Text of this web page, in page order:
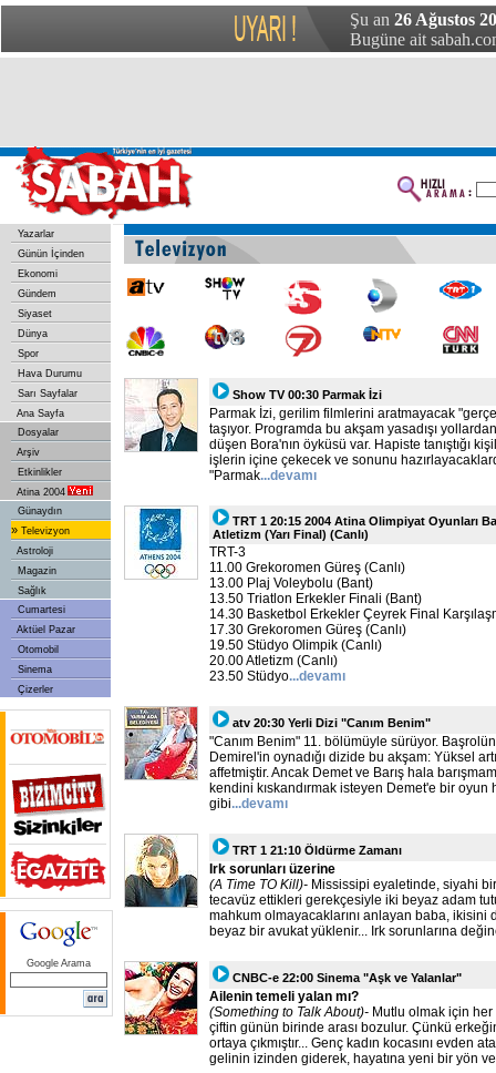
Şu an 26 Ağustos
Bugüne ait
Yazarlar
Günün İçinden
Ekonomi
Gündem
Siyaset
Dünya
Spor
Hava Durumu
Sarı Sayfalar
Ana Sayfa
Dosyalar
Arşiv
Etkinlikler
Atina 2004
Günaydın
» Televizyon
Astroloji
Magazin
Sağlık
Cumartesi
Aktüel Pazar
Otomobil
Sinema
Çizerler
Google Arama
Show TV 00:30 Parmak İzi
Parmak İzi, gerilim filmlerini aratmayacak
taşıyor. Programda bu akşam yasadışı
düşen Bora'nın öyküsü var. Hapiste tanıştığı
işlerin içine çekecek ve sonunu
"Parmak...devamı
TRT 1 20:15 2004 Atina Olimpiyat Oyunları
Atletizm (Yarı Final) (Canlı)
TRT-3
11.00 Grekoromen Güreş (Canlı)
13.00 Plaj Voleybolu (Bant)
13.50 Triatlon Erkekler Finali (Bant)
14.30 Basketbol Erkekler Çeyrek Final
17.30 Grekoromen Güreş (Canlı)
19.50 Stüdyo Olimpik (Canlı)
20.00 Atletizm (Canlı)
23.50 Stüdyo...devamı
atv 20:30 Yerli Dizi "Canım Benim"
"Canım Benim" 11. bölümüyle sürüyor.
Demirel'in oynadığı dizide bu akşam: Yüksel
affetmiştir. Ancak Demet ve Barış hala
kendini kıskandırmak isteyen Demet'e bir oyun
gibi...devamı
TRT 1 21:10 Öldürme Zamanı
Irk sorunları üzerine
(A Time TO Kill)- Mississipi eyaletinde, siyahi bir
tecavüz ettikleri gerekçesiyle iki beyaz adam
mahkum olmayacaklarını anlayan baba, ikisini
beyaz bir avukat yüklenir... Irk sorunlarına
CNBC-e 22:00 Sinema "Aşk ve Yalanlar"
Ailenin temeli yalan mı?
(Something to Talk About)- Mutlu olmak için
çiftin günün birinde arası bozulur. Çünkü
ortaya çıkmıştır... Genç kadın kocasını evden
gelinin izinden giderek, hayatına yeni bir yön